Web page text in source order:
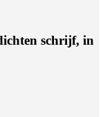
schrijf, in